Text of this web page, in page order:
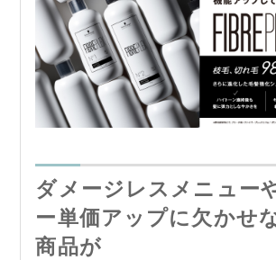
ダメージレスメニュー
ー単価アップに欠かせ
商品が